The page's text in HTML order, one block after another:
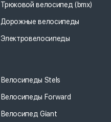
Трюковой велосипед (bmx)
Дорожные велосипеды
Электровелосипеды
Велосипеды Stels
Велосипеды Forward
Велосипед Giant